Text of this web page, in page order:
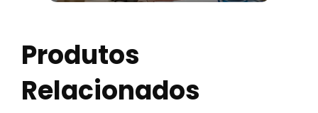
Produtos
Relacionados